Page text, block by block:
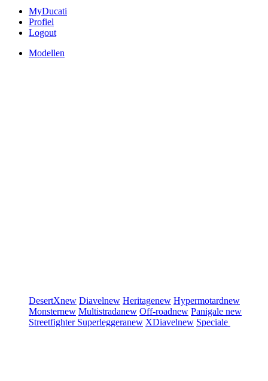
MyDucati
Profiel
Logout
Modellen
DesertXnew Diavelnew Heritagenew Hypermotardnew
Monsternew Multistradanew Off-roadnew Panigale new
Streetfighter Superleggeranew XDiavelnew Speciale